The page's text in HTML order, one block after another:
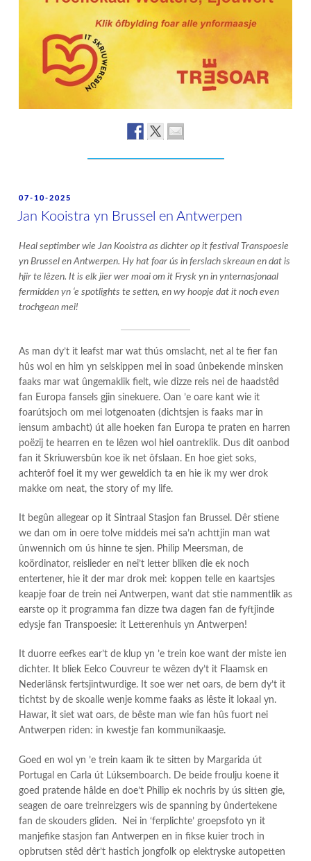
POSTED
ON
07-10-2025
Jan Kooistra yn Brussel en Antwerpen
Heal septimber wie Jan Kooistra as dichter op it festival Transpoesie
yn Brussel en Antwerpen. Hy hat foar ús in ferslach skreaun en dat is
hjir te lêzen. It is elk jier wer moai om it Frysk yn in ynternasjonaal
fermidden yn ‘e spotlights te setten, en wy hoopje dat it noch even
trochgean mei!
As man dy’t it leafst mar wat thús omslacht, net al te fier fan
hûs wol en him yn selskippen mei in soad ûnbekende minsken
faaks mar wat ûngemaklik fielt, wie dizze reis nei de haadstêd
fan Europa fansels gjin sinekuere. Oan ’e oare kant wie it
foarútsjoch om mei lotgenoaten (dichtsjen is faaks mar in
iensum ambacht) út alle hoeken fan Europa te praten en harren
poëzij te hearren en te lêzen wol hiel oantreklik. Dus dit oanbod
fan it Skriuwersbûn koe ik net ôfslaan. En hoe giet soks,
achterôf foel it my wer geweldich ta en hie ik my wer drok
makke om neat, the story of my life.
It begûn allegear op it Sintraal Stasjon fan Brussel. Dêr stiene
we dan om in oere tolve middeis mei sa’n achttjin man wat
ûnwennich om ús hinne te sjen. Philip Meersman, de
koördinator, reislieder en nei’t letter bliken die ek noch
entertener, hie it der mar drok mei: koppen telle en kaartsjes
keapje foar de trein nei Antwerpen, want dat stie nammentlik as
earste op it programma fan dizze twa dagen fan de fyftjinde
edysje fan Transpoesie: it Letterenhuis yn Antwerpen!
It duorre eefkes ear’t de klup yn ’e trein koe want der miste ien
dichter. It bliek Eelco Couvreur te wêzen dy’t it Flaamsk en
Nederlânsk fertsjintwurdige. It soe wer net oars, de bern dy’t it
tichtst by de skoalle wenje komme faaks as lêste it lokaal yn.
Hawar, it siet wat oars, de bêste man wie fan hûs fuort nei
Antwerpen riden: in kwestje fan kommunikaasje.
Goed en wol yn ’e trein kaam ik te sitten by Margarida út
Portugal en Carla út Lúksemboarch. De beide froulju koene it
goed pratende hâlde en doe’t Philip ek nochris by ús sitten gie,
seagen de oare treinreizgers wis de spanning by ûndertekene
fan de skouders gliden. Nei in ‘ferplichte’ groepsfoto yn it
manjefike stasjon fan Antwerpen en in fikse kuier troch in
opbrutsen stêd dêr’t hastich jongfolk op elektryske autopetten